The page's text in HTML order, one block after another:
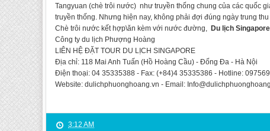
Tangyuan (chè trôi nước) như truyền thống chung của các quốc
truyền thống. Nhưng hiện nay, không phải đợi đúng ngày trung
Chè trôi nước kết hợp\ăn kèm với nước đường, Du lịch
Công ty du lịch Phượng Hoàng
LIÊN HỆ ĐẶT TOUR DU LỊCH SINGAPORE
Địa chỉ: 118 Mai Anh Tuấn (Hồ Hoàng Cầu) - Đống Đa - Hà Nội
Điện thoại: 04 35335388 - Fax: (+84)4 35335386 - Hotline:
Website: dulichphuonghoang.vn - Email:
3:12 AM